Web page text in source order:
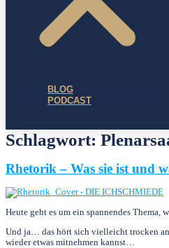
BLOG
PODCAST
Schlagwort:
Rhetorik – Was sie ist und
Heute geht es um ein spannendes
Und ja… das hört sich viel­leicht trocken
wieder etwas mitnehmen kannst…